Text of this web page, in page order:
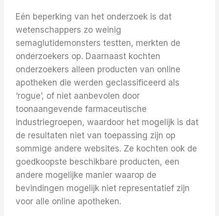
Eén beperking van het onderzoek is dat
wetenschappers zo weinig
semaglutidemonsters testten, merkten de
onderzoekers op. Daarnaast kochten
onderzoekers alleen producten van online
apotheken die werden geclassificeerd als
‘rogue’, of niet aanbevolen door
toonaangevende farmaceutische
industriegroepen, waardoor het mogelijk is dat
de resultaten niet van toepassing zijn op
sommige andere websites. Ze kochten ook de
goedkoopste beschikbare producten, een
andere mogelijke manier waarop de
bevindingen mogelijk niet representatief zijn
voor alle online apotheken.